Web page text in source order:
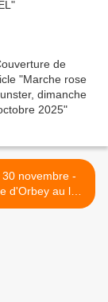
novembre -
d'Orbey au lac
Noir >